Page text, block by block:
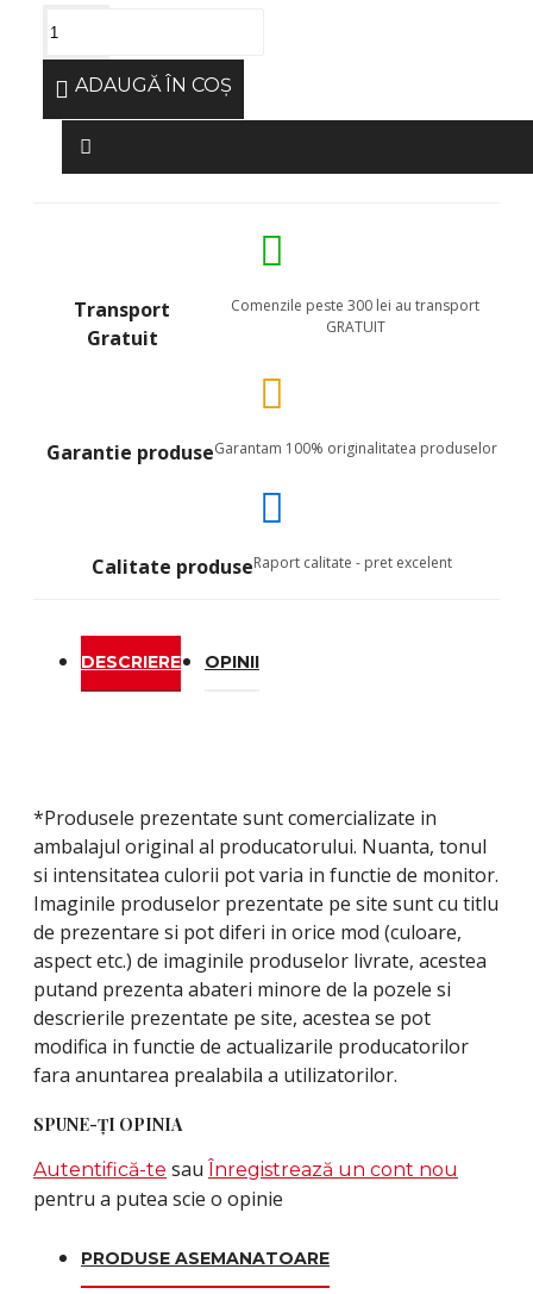
ADAUGĂ ÎN COŞ
Transport
Gratuit
Comenzile peste 300 lei au transport
GRATUIT
Garantie produseGarantam 100% originalitatea produselor
Calitate produseRaport calitate - pret excelent
DESCRIERE OPINII
*Produsele prezentate sunt comercializate in
ambalajul original al producatorului. Nuanta, tonul
si intensitatea culorii pot varia in functie de monitor.
Imaginile produselor prezentate pe site sunt cu titlu
de prezentare si pot diferi in orice mod (culoare,
aspect etc.) de imaginile produselor livrate, acestea
putand prezenta abateri minore de la pozele si
descrierile prezentate pe site, acestea se pot
modifica in functie de actualizarile producatorilor
fara anuntarea prealabila a utilizatorilor.
SPUNE-ŢI OPINIA
Autentifică-te sau Înregistrează un cont nou
pentru a putea scie o opinie
PRODUSE ASEMANATOARE